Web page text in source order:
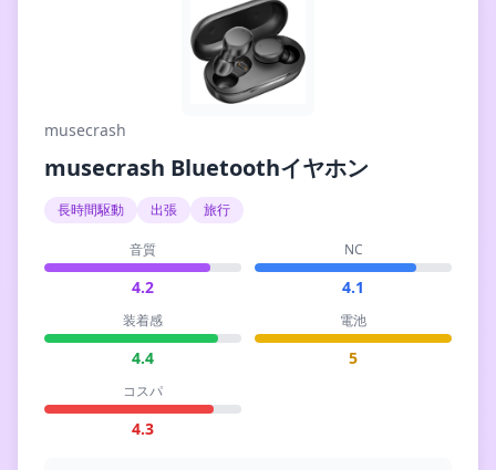
musecrash
musecrash Bluetoothイヤホン
長時間駆動 出張 旅行
音質
4.2
NC
4.1
装着感
4.4
電池
5
コスパ
4.3